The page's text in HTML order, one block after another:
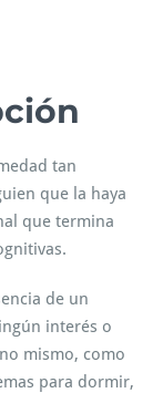
tan
que la haya
que termina
de un
interés o
mismo, como
para dormir,